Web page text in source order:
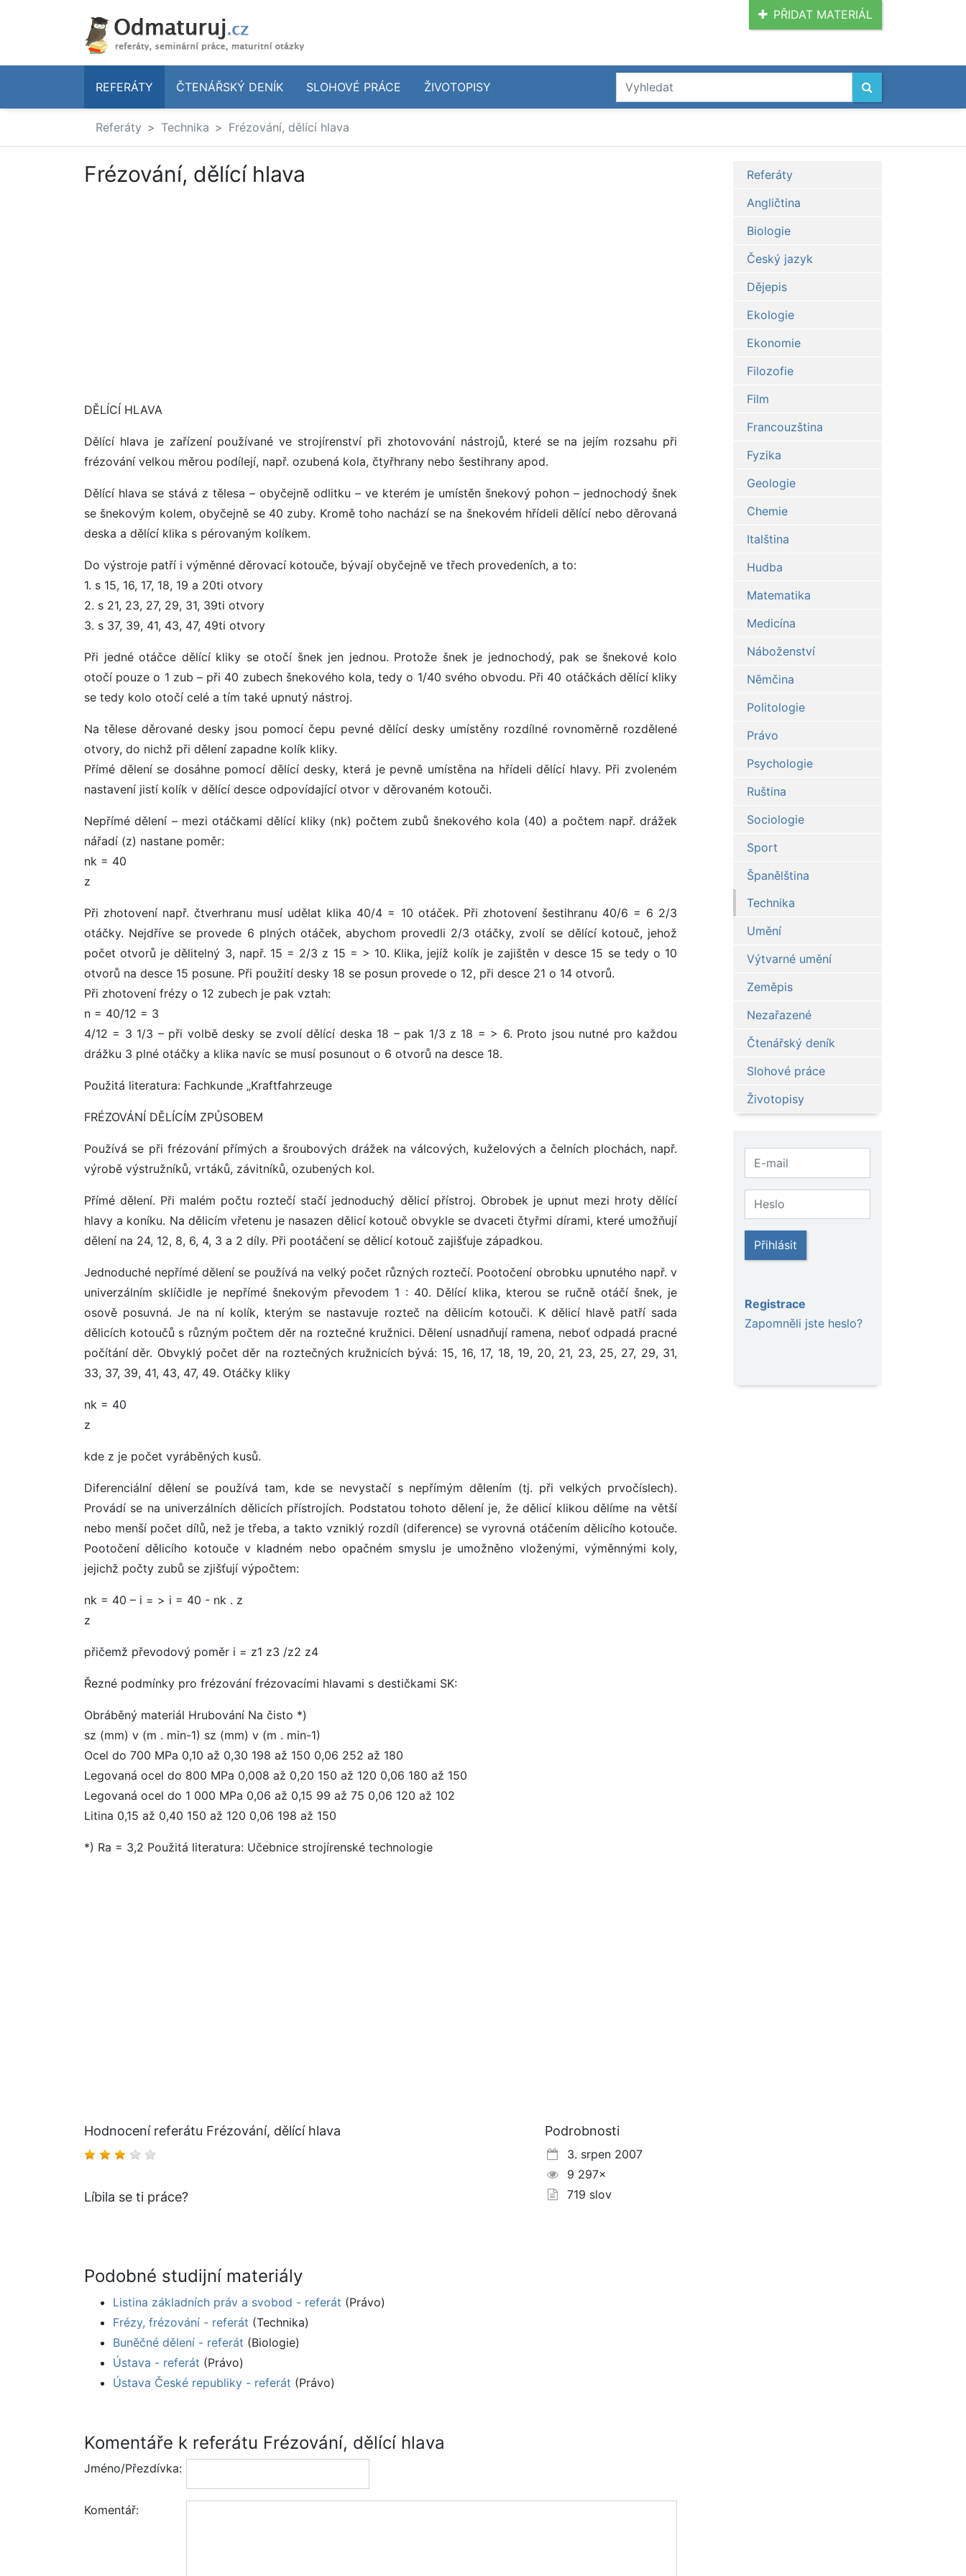
PŘIDAT MATERIÁL
REFERÁTY ČTENÁŘSKÝ DENÍK SLOHOVÉ PRÁCE ŽIVOTOPISY
Referáty Technika Frézování, dělící hlava
Frézování, dělící hlava
DĚLÍCÍ HLAVA
Dělící hlava je zařízení používané ve strojírenství při zhotovování nástrojů, které se na jejím rozsahu při
frézování velkou měrou podílejí, např. ozubená kola, čtyřhrany nebo šestihrany apod.
Dělící hlava se stává z tělesa – obyčejně odlitku – ve kterém je umístěn šnekový pohon – jednochodý šnek
se šnekovým kolem, obyčejně se 40 zuby. Kromě toho nachází se na šnekovém hřídeli dělící nebo děrovaná
deska a dělící klika s pérovaným kolíkem.
Do výstroje patří i výměnné děrovací kotouče, bývají obyčejně ve třech provedeních, a to:
1. s 15, 16, 17, 18, 19 a 20ti otvory
2. s 21, 23, 27, 29, 31, 39ti otvory
3. s 37, 39, 41, 43, 47, 49ti otvory
Při jedné otáčce dělící kliky se otočí šnek jen jednou. Protože šnek je jednochodý, pak se šnekové kolo
otočí pouze o 1 zub – při 40 zubech šnekového kola, tedy o 1/40 svého obvodu. Při 40 otáčkách dělící kliky
se tedy kolo otočí celé a tím také upnutý nástroj.
Na tělese děrované desky jsou pomocí čepu pevné dělící desky umístěny rozdílné rovnoměrně rozdělené
otvory, do nichž při dělení zapadne kolík kliky.
Přímé dělení se dosáhne pomocí dělící desky, která je pevně umístěna na hřídeli dělící hlavy. Při zvoleném
nastavení jistí kolík v dělící desce odpovídající otvor v děrovaném kotouči.
Nepřímé dělení – mezi otáčkami dělící kliky (nk) počtem zubů šnekového kola (40) a počtem např. drážek
nářadí (z) nastane poměr:
nk = 40
z
Při zhotovení např. čtverhranu musí udělat klika 40/4 = 10 otáček. Při zhotovení šestihranu 40/6 = 6 2/3
otáčky. Nejdříve se provede 6 plných otáček, abychom provedli 2/3 otáčky, zvolí se dělící kotouč, jehož
počet otvorů je dělitelný 3, např. 15 = 2/3 z 15 = > 10. Klika, jejíž kolík je zajištěn v desce 15 se tedy o 10
otvorů na desce 15 posune. Při použití desky 18 se posun provede o 12, při desce 21 o 14 otvorů.
Při zhotovení frézy o 12 zubech je pak vztah:
n = 40/12 = 3
4/12 = 3 1/3 – při volbě desky se zvolí dělící deska 18 – pak 1/3 z 18 = > 6. Proto jsou nutné pro každou
drážku 3 plné otáčky a klika navíc se musí posunout o 6 otvorů na desce 18.
Použitá literatura: Fachkunde „Kraftfahrzeuge
FRÉZOVÁNÍ DĚLÍCÍM ZPŮSOBEM
Používá se při frézování přímých a šroubových drážek na válcových, kuželových a čelních plochách, např.
výrobě výstružníků, vrtáků, závitníků, ozubených kol.
Přímé dělení. Při malém počtu roztečí stačí jednoduchý dělicí přístroj. Obrobek je upnut mezi hroty dělící
hlavy a koníku. Na dělicím vřetenu je nasazen dělicí kotouč obvykle se dvaceti čtyřmi dírami, které umožňují
dělení na 24, 12, 8, 6, 4, 3 a 2 díly. Při pootáčení se dělicí kotouč zajišťuje západkou.
Jednoduché nepřímé dělení se používá na velký počet různých roztečí. Pootočení obrobku upnutého např. v
univerzálním sklíčidle je nepřímé šnekovým převodem 1 : 40. Dělící klika, kterou se ručně otáčí šnek, je
osově posuvná. Je na ní kolík, kterým se nastavuje rozteč na dělicím kotouči. K dělicí hlavě patří sada
dělicích kotoučů s různým počtem děr na roztečné kružnici. Dělení usnadňují ramena, neboť odpadá pracné
počítání děr. Obvyklý počet děr na roztečných kružnicích bývá: 15, 16, 17, 18, 19, 20, 21, 23, 25, 27, 29, 31,
33, 37, 39, 41, 43, 47, 49. Otáčky kliky
nk = 40
z
kde z je počet vyráběných kusů.
Diferenciální dělení se používá tam, kde se nevystačí s nepřímým dělením (tj. při velkých prvočíslech).
Provádí se na univerzálních dělicích přístrojích. Podstatou tohoto dělení je, že dělicí klikou dělíme na větší
nebo menší počet dílů, než je třeba, a takto vzniklý rozdíl (diference) se vyrovná otáčením dělicího kotouče.
Pootočení dělicího kotouče v kladném nebo opačném smyslu je umožněno vloženými, výměnnými koly,
jejichž počty zubů se zjišťují výpočtem:
nk = 40 – i = > i = 40 - nk . z
z
přičemž převodový poměr i = z1 z3 /z2 z4
Řezné podmínky pro frézování frézovacími hlavami s destičkami SK:
Obráběný materiál Hrubování Na čisto *)
sz (mm) v (m . min-1) sz (mm) v (m . min-1)
Ocel do 700 MPa 0,10 až 0,30 198 až 150 0,06 252 až 180
Legovaná ocel do 800 MPa 0,008 až 0,20 150 až 120 0,06 180 až 150
Legovaná ocel do 1 000 MPa 0,06 až 0,15 99 až 75 0,06 120 až 102
Litina 0,15 až 0,40 150 až 120 0,06 198 až 150
*) Ra = 3,2 Použitá literatura: Učebnice strojírenské technologie
Hodnocení referátu Frézování, dělící hlava
Líbila se ti práce?
Podrobnosti
3. srpen 2007
9 297×
719 slov
Podobné studijní materiály
Listina základních práv a svobod - referát (Právo)
Frézy, frézování - referát (Technika)
Buněčné dělení - referát (Biologie)
Ústava - referát (Právo)
Ústava České republiky - referát (Právo)
Komentáře k referátu Frézování, dělící hlava
Jméno/Přezdívka:
Komentář:
Referáty
Angličtina
Biologie
Český jazyk
Dějepis
Ekologie
Ekonomie
Filozofie
Film
Francouzština
Fyzika
Geologie
Chemie
Italština
Hudba
Matematika
Medicína
Náboženství
Němčina
Politologie
Právo
Psychologie
Ruština
Sociologie
Sport
Španělština
Technika
Umění
Výtvarné umění
Zeměpis
Nezařazené
Čtenářský deník
Slohové práce
Životopisy
Přihlásit
Registrace
Zapomněli jste heslo?